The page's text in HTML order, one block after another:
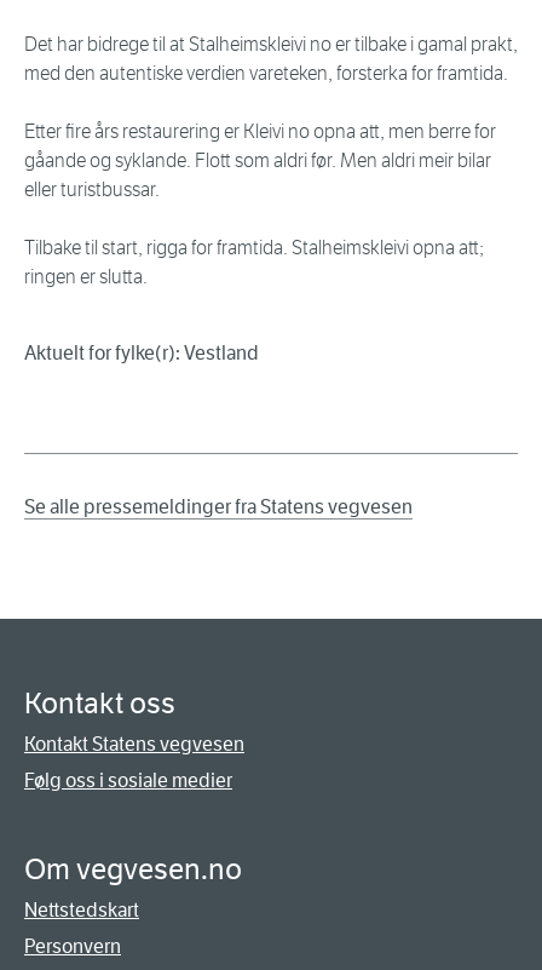
Det har bidrege til at Stalheimskleivi no er tilbake i gamal prakt,
med den autentiske verdien vareteken, forsterka for framtida.
Etter fire års restaurering er Kleivi no opna att, men berre for
gåande og syklande. Flott som aldri før. Men aldri meir bilar
eller turistbussar.
Tilbake til start, rigga for framtida. Stalheimskleivi opna att;
ringen er slutta.
Aktuelt for fylke(r): Vestland
Se alle pressemeldinger fra Statens vegvesen
Kontakt oss
Kontakt Statens vegvesen
Følg oss i sosiale medier
Om vegvesen.no
Nettstedskart
Personvern